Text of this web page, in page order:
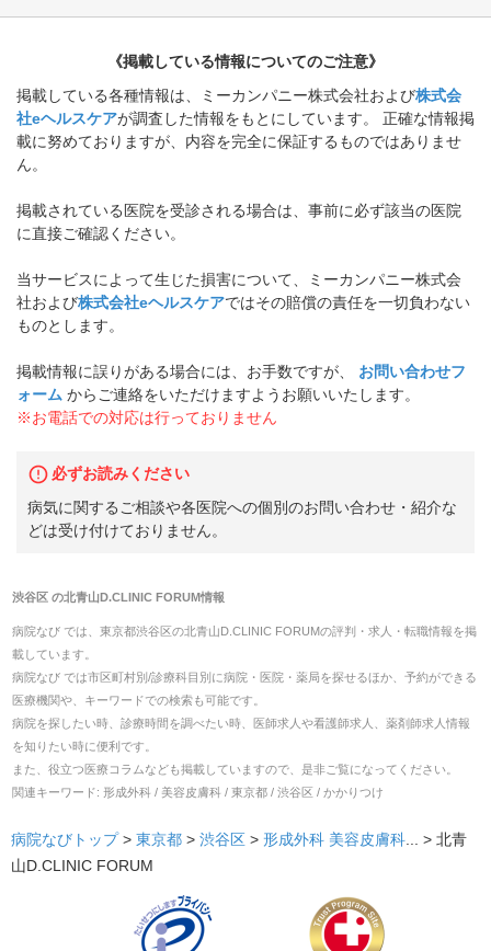
《掲載している情報についてのご注意》
掲載している各種情報は、ミーカンパニー株式会社および株式会
社eヘルスケアが調査した情報をもとにしています。 正確な情報掲
載に努めておりますが、内容を完全に保証するものではありませ
ん。
掲載されている医院を受診される場合は、事前に必ず該当の医院
に直接ご確認ください。
当サービスによって生じた損害について、ミーカンパニー株式会
社および株式会社eヘルスケアではその賠償の責任を一切負わない
ものとします。
掲載情報に誤りがある場合には、お手数ですが、
お問い合わせフ
ォーム からご連絡をいただけますようお願いいたします。
※お電話での対応は行っておりません
必ずお読みください
病気に関するご相談や各医院への個別のお問い合わせ・紹介な
どは受け付けておりません。
渋谷区の北青山D.CLINIC FORUM情報
病院なび では、 東京都渋谷区の北青山D.CLINIC FORUMの評判・求人・転職情報を掲
載しています。
病院なび では市区町村別/診療科目別に病院・医院・薬局を探せるほか、予約ができる
医療機関や、キーワードでの検索も可能です。
病院を探したい時、診療時間を調べたい時、医師求人や看護師求人、薬剤師求人情報
を知りたい時に便利です。
また、役立つ医療コラムなども掲載していますので、是非ご覧になってください。
関連キーワード: 形成外科 / 美容皮膚科 / 東京都 / 渋谷区 / かかりつけ
病院なびトップ > 東京都 > 渋谷区 > 形成外科 美容皮膚科... > 北青
山D.CLINIC FORUM